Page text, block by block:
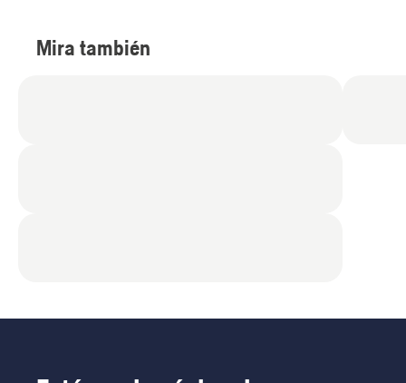
Mira también